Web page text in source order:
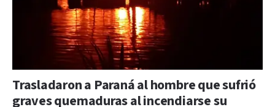
Trasladaron a Paraná al hombre que sufrió
graves quemaduras al incendiarse su